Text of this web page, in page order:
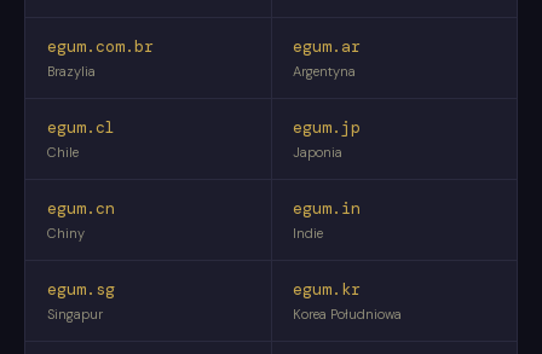
egum.com.br
Brazylia
egum.ar
Argentyna
egum.cl
Chile
egum.jp
Japonia
egum.cn
Chiny
egum.in
Indie
egum.sg
Singapur
egum.kr
Korea Południowa